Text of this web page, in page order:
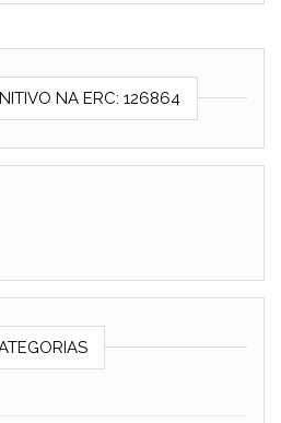
NA ERC: 126864